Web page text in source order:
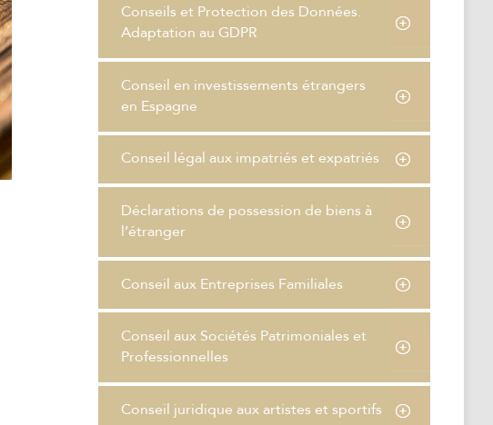
Conseils et Protection des Données.
Adaptation au GDPR
Conseil en investissements étrangers
en Espagne
Conseil légal aux impatriés et expatriés
Déclarations de possession de biens à
l’étranger
Conseil aux Entreprises Familiales
Conseil aux Sociétés Patrimoniales et
Professionnelles
Conseil juridique aux artistes et sportifs